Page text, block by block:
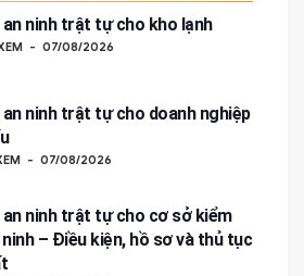
an ninh trật tự cho kho lạnh
07/08/2026
an ninh trật tự cho doanh nghiệp
07/08/2026
an ninh trật tự cho cơ sở kiểm
– Điều kiện, hồ sơ và thủ tục